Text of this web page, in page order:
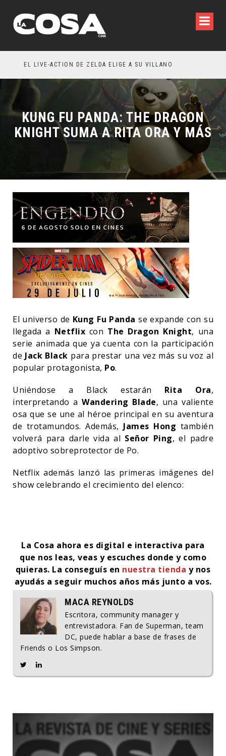
EL LIVE-ACTION DE ZELDA ELIGE A SU VILLANO
KUNG FU PANDA: THE DRAGON
KNIGHT SUMA A RITA ORA Y MÁS
El universo de Kung Fu Pandase expande con su
llegada a Netflix con The Dragon Knight, una
serie animada que ya cuenta con la participación
de Jack Black para prestar una vez más su voz al
popular protagonista, Po.
Uniéndose a Black estarán Rita Ora,
interpretando aWandering Blade, una valiente
osa que se une al héroe principal en su aventura
de trotamundos. Además, James Hong también
volverá para darle vida al Señor Ping, el padre
adoptivo sobreprotector de Po.
Netflix además lanzó las primeras imágenes del
show celebrando el crecimiento del elenco:
La Cosa ahora es digital e interactiva para
que nos leas, veas y escuches donde y como
quieras. La conseguís en nuestra tienda y nos
ayudás a seguir muchos años más junto a vos.
MACA REYNOLDS
Escritora, community manager y
entrevistadora. Fan de Superman, team
DC, puede hablar a base de frases de
Friends o Los Simpson.